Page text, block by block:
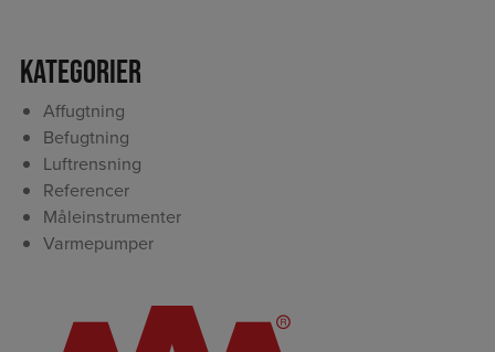
Kategorier
Affugtning
Befugtning
Luftrensning
Referencer
Måleinstrumenter
Varmepumper